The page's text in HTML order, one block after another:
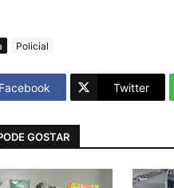
Policial
Facebook Twitter
GOSTAR